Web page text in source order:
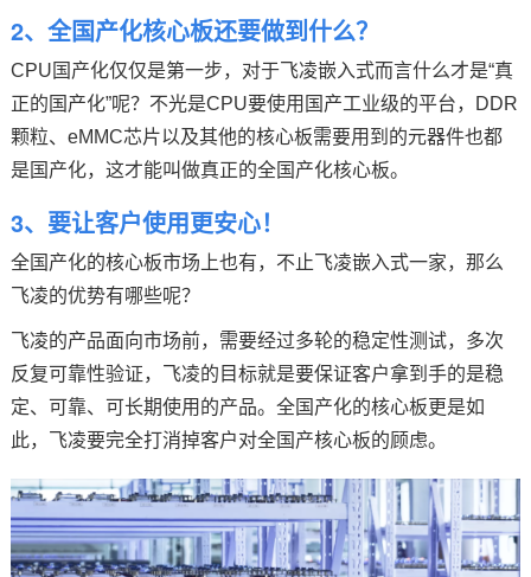
2、 全国产化核心板还要做到什么？
CPU国产化仅仅是第一步，对于飞凌嵌入式而言什么才是“真
正的国产化”呢？不光是CPU要使用国产工业级的平台，DDR
颗粒、eMMC芯片以及其他的核心板需要用到的元器件也都
是国产化，这才能叫做真正的全国产化核心板。
3、要让客户使用更安心！
全国产化的核心板市场上也有，不止飞凌嵌入式一家，那么
飞凌的优势有哪些呢？
飞凌的产品面向市场前，需要经过多轮的稳定性测试，多次
反复可靠性验证，飞凌的目标就是要保证客户拿到手的是稳
定、可靠、可长期使用的产品。全国产化的核心板更是如
此，飞凌要完全打消掉客户对全国产核心板的顾虑。